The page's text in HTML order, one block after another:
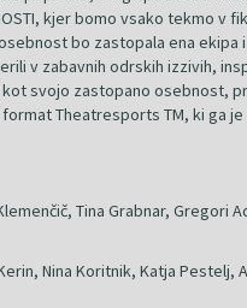
kjer bomo vsako tekmo v
bo zastopala ena
v zabavnih odrskih izzivih,
svojo zastopano osebnost,
Theatresports TM, ki ga
Tina Grabnar, Gregori
Nina Koritnik, Katja Pestelj,